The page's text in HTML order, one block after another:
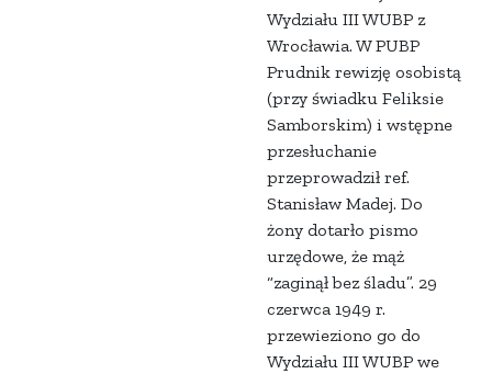
Wydziału III WUBP z
Wrocławia. W PUBP
Prudnik rewizję osobistą
(przy świadku Feliksie
Samborskim) i wstępne
przesłuchanie
przeprowadził ref.
Stanisław Madej. Do
żony dotarło pismo
urzędowe, że mąż
“zaginął bez śladu”. 29
czerwca 1949 r.
przewieziono go do
Wydziału III WUBP we